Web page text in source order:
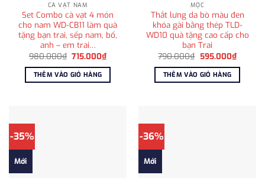
CÀ VẠT NAM
Set Combo cà vạt 4 món
cho nam WD-CB11 làm quà
tặng bạn trai, sếp nam, bố,
anh – em trai…
980.000₫ Giá
là:
980.000₫.
715.000₫Giá
hiện
tại
715.000₫.
THÊM VÀO GIỎ HÀNG
MỘC
Thắt lưng da bò màu đen
khóa gài bằng thép TLD-
WD10 quà tặng cao cấp cho
bạn Trai
790.000₫ Giá
là:
790.000₫.
595.000₫Giá
hiện
tại
THÊM VÀO GIỎ HÀNG
-35%
Mới
-36%
Mới